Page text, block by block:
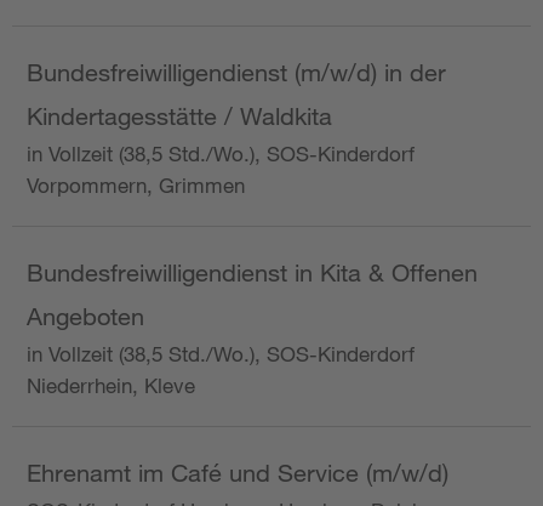
Bundesfreiwilligendienst (m/w/d) in der
Kindertagesstätte / Waldkita
in Vollzeit (38,5 Std./Wo.), SOS-Kinderdorf
Vorpommern, Grimmen
Bundesfreiwilligendienst in Kita & Offenen
Angeboten
in Vollzeit (38,5 Std./Wo.), SOS-Kinderdorf
Niederrhein, Kleve
Ehrenamt im Café und Service (m/w/d)